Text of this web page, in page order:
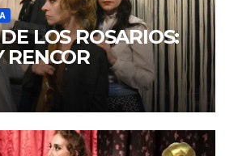
LOS ROSARIOS:
RENCOR